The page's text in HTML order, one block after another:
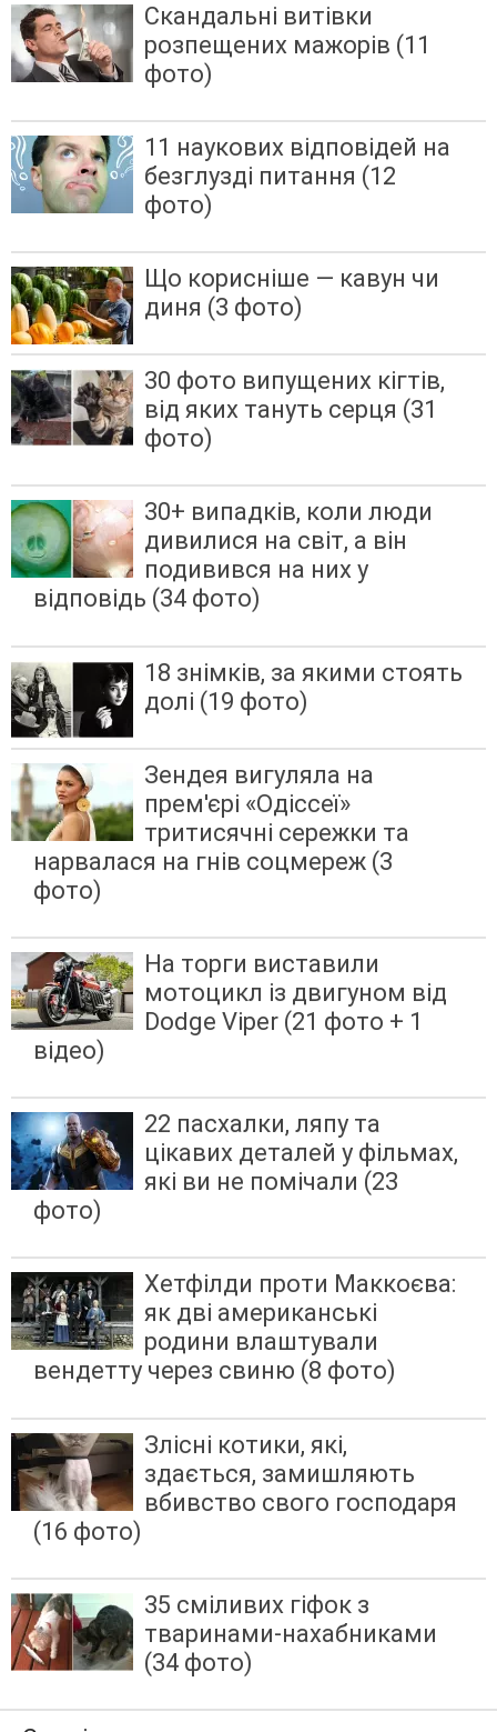
Скандальні витівки
розпещених мажорів (11
фото)
11 наукових відповідей на
безглузді питання (12
фото)
Що корисніше — кавун чи
диня (3 фото)
30 фото випущених кігтів,
від яких тануть серця (31
фото)
30+ випадків, коли люди
дивилися на світ, а він
подивився на них у
відповідь (34 фото)
18 знімків, за якими стоять
долі (19 фото)
Зендея вигуляла на
прем'єрі «Одіссеї»
тритисячні сережки та
нарвалася на гнів соцмереж (3
фото)
На торги виставили
мотоцикл із двигуном від
Dodge Viper (21 фото + 1
відео)
22 пасхалки, ляпу та
цікавих деталей у фільмах,
які ви не помічали (23
фото)
Хетфілди проти Маккоєва:
як дві американські
родини влаштували
вендетту через свиню (8 фото)
Злісні котики, які,
здається, замишляють
вбивство свого господаря
(16 фото)
35 сміливих гіфок з
тваринами-нахабниками
(34 фото)